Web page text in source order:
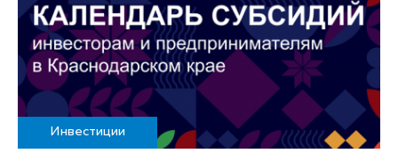
Инвестиции